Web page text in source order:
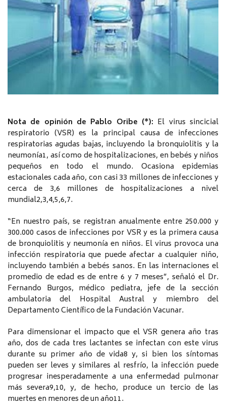
Nota de opinión de Pablo Oribe (*): El virus sincicial
respiratorio (VSR) es la principal causa de infecciones
respiratorias agudas bajas, incluyendo la bronquiolitis y la
neumonía1, así como de hospitalizaciones, en bebés y niños
pequeños en todo el mundo. Ocasiona epidemias
estacionales cada año, con casi 33 millones de infecciones y
cerca de 3,6 millones de hospitalizaciones a nivel
mundial2,3,4,5,6,7.
“En nuestro país, se registran anualmente entre 250.000 y
300.000 casos de infecciones por VSR y es la primera causa
de bronquiolitis y neumonía en niños. El virus provoca una
infección respiratoria que puede afectar a cualquier niño,
incluyendo también a bebés sanos. En las internaciones el
promedio de edad es de entre 6 y 7 meses”, señaló el Dr.
Fernando Burgos, médico pediatra, jefe de la sección
ambulatoria del Hospital Austral y miembro del
Departamento Científico de la Fundación Vacunar.
Para dimensionar el impacto que el VSR genera año tras
año, dos de cada tres lactantes se infectan con este virus
durante su primer año de vida8 y, si bien los síntomas
pueden ser leves y similares al resfrío, la infección puede
progresar inesperadamente a una enfermedad pulmonar
más severa9,10, y, de hecho, produce un tercio de las
muertes en menores de un año11.